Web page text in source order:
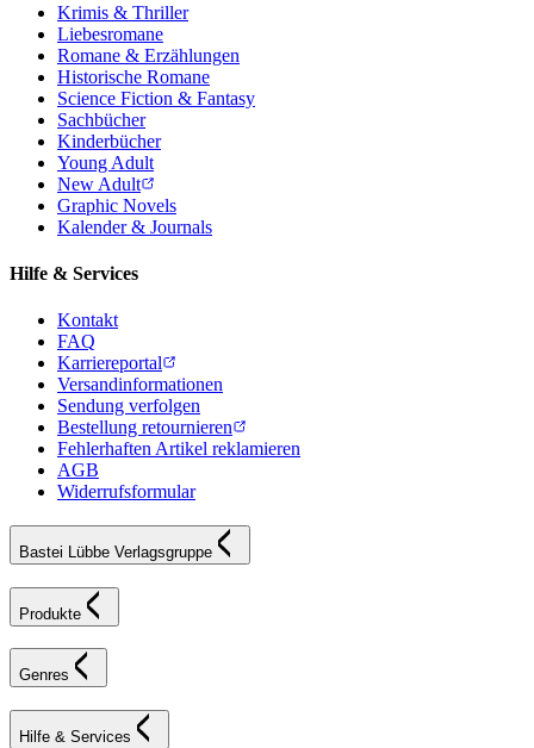
Krimis & Thriller
Liebesromane
Romane & Erzählungen
Historische Romane
Science Fiction & Fantasy
Sachbücher
Kinderbücher
Young Adult
New Adult
Graphic Novels
Kalender & Journals
Hilfe & Services
Kontakt
FAQ
Karriereportal
Versandinformationen
Sendung verfolgen
Bestellung retournieren
Fehlerhaften Artikel reklamieren
AGB
Widerrufsformular
Bastei Lübbe Verlagsgruppe
Produkte
Genres
Hilfe & Services